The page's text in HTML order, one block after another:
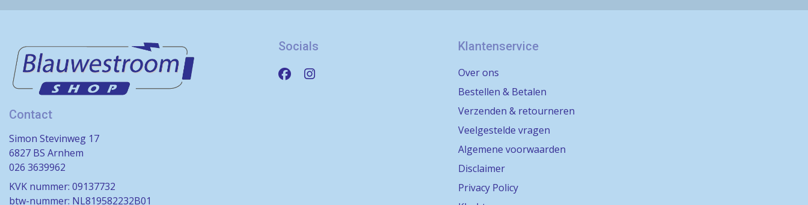
Contact
Simon Stevinweg 17
6827 BS Arnhem
026 3639962
KVK nummer: 09137732
btw-nummer: NL819582232B01
Socials Klantenservice
Over ons
Bestellen & Betalen
Verzenden & retourneren
Veelgestelde vragen
Algemene voorwaarden
Disclaimer
Privacy Policy